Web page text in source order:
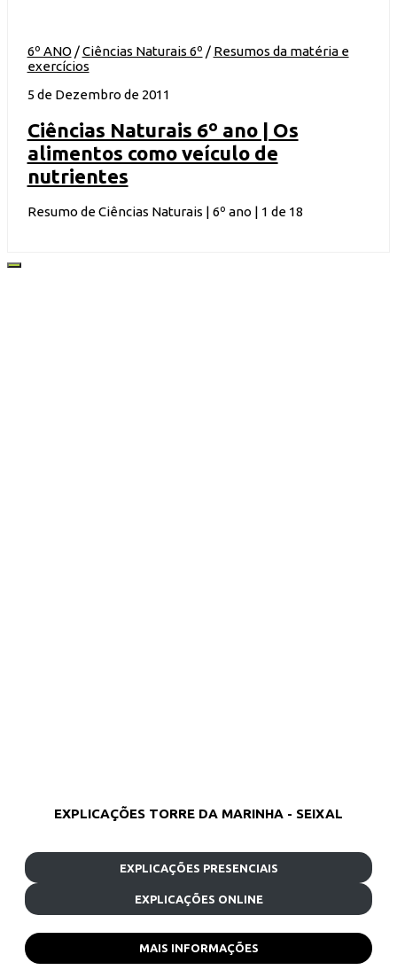
6º ANO /Ciências Naturais 6º / Resumos da matéria e
exercícios
5 de Dezembro de 2011
Ciências Naturais 6º ano | Os
alimentos como veículo de
nutrientes
Resumo de Ciências Naturais | 6º ano | 1 de 18
EXPLICAÇÕES TORRE DA MARINHA - SEIXAL
EXPLICAÇÕES PRESENCIAIS
EXPLICAÇÕES ONLINE
MAIS INFORMAÇÕES